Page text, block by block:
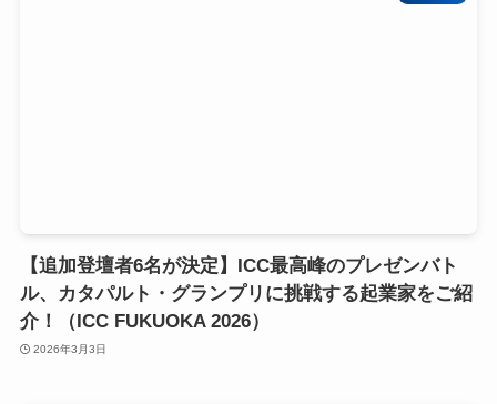
【追加登壇者6名が決定】ICC最高峰のプレゼンバト
ル、カタパルト・グランプリに挑戦する起業家をご紹
介！（ICC FUKUOKA 2026）
2026年3月3日